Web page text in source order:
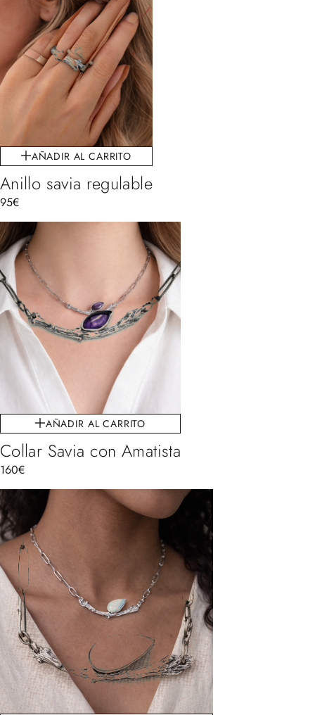
AÑADIR AL CARRITO
Anillo savia regulable
95€
AÑADIR AL CARRITO
Collar Savia con Amatista
160€